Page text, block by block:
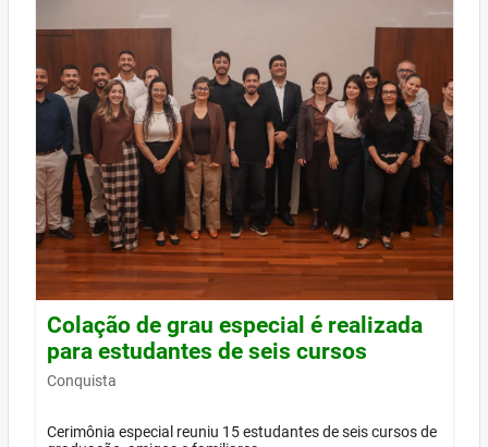
Colação de grau especial é realizada
para estudantes de seis cursos
Conquista
Cerimônia especial reuniu 15 estudantes de seis cursos de